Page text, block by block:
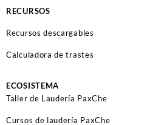
RECURSOS
Recursos descargables
Calculadora de trastes
ECOSISTEMA
Taller de Laudería PaxChe
Cursos de laudería PaxChe